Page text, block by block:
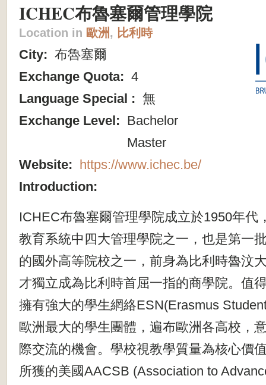
ICHEC布魯塞爾管理學院
Location in 歐洲, 比利時
City: 布魯塞爾
Exchange Quota: 4
Language Special : 無
Exchange Level: Bachelor
Master
Website: https://www.ichec.be/
Introduction:
ICHEC布魯塞爾管理學院成立於1950年代
教育系統中四大管理學院之一，也是第一
的國外高等院校之一，前身為比利時魯汶
才獨立成為比利時首屈一指的商學院。值
擁有強大的學生網絡ESN(Erasmus
歐洲最大的學生團體，遍布歐洲各高校，
際交流的機會。學校視教學質量為核心價
所獲的美國AACSB (Association to